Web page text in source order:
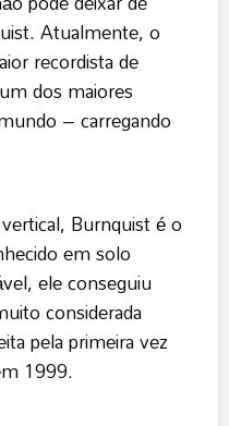
Atualmente, o
recordista de
dos maiores
– carregando
Burnquist é o
em solo
ele conseguiu
considerada
pela primeira vez
1999.